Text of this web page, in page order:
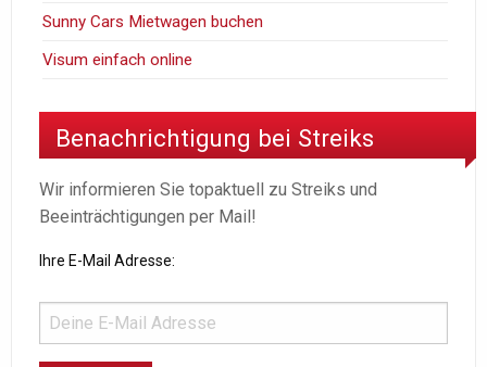
Sunny Cars Mietwagen buchen
Visum einfach online
Benachrichtigung bei Streiks
Wir informieren Sie topaktuell zu Streiks und
Beeinträchtigungen per Mail!
Ihre E-Mail Adresse: